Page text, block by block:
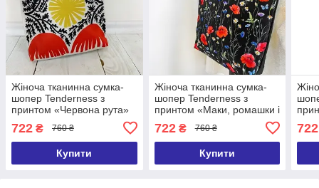
Жіноча тканинна сумка-
шопер Tenderness з
принтом «Червона рута»
722 ₴ 760 ₴
Купити
Жіноча тканинна сумка-
шопер Tenderness з
принтом «Маки, ромашки і
722₴ 760 ₴
Купити
722